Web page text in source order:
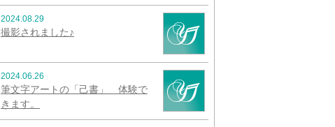
2024.08.29
撮影されました♪
2024.06.26
筆文字アートの「己書」 体験で
きます。